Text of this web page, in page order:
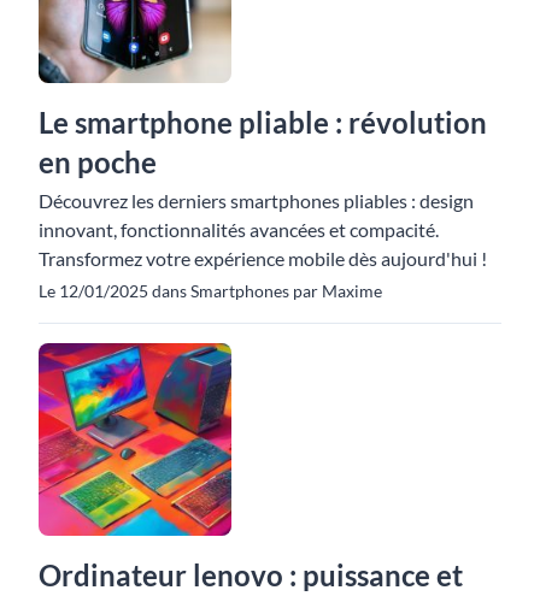
Le smartphone pliable : révolution
en poche
Découvrez les derniers smartphones pliables : design
innovant, fonctionnalités avancées et compacité.
Transformez votre expérience mobile dès aujourd'hui !
Le 12/01/2025 dans Smartphones par Maxime
Ordinateur lenovo : puissance et